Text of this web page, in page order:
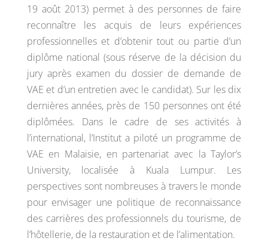
19 août 2013) permet à des personnes de faire
reconnaître les acquis de leurs expériences
professionnelles et d’obtenir tout ou partie d’un
diplôme national (sous réserve de la décision du
jury après examen du dossier de demande de
VAE et d’un entretien avec le candidat). Sur les dix
dernières années, près de 150 personnes ont été
diplômées. Dans le cadre de ses activités à
l’international, l’Institut a piloté un programme de
VAE en Malaisie, en partenariat avec la Taylor’s
University, localisée à Kuala Lumpur. Les
perspectives sont nombreuses à travers le monde
pour envisager une politique de reconnaissance
des carrières des professionnels du tourisme, de
l’hôtellerie, de la restauration et de l’alimentation.